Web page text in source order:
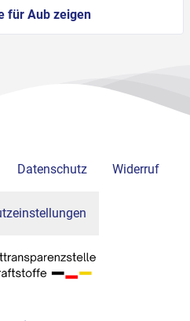
für Aub zeigen
Datenschutz Widerruf